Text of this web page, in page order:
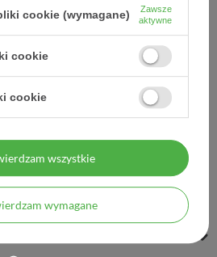
32,00 zł
cookie (wymagane)
Zawsze
aktywne
cookie
cookie
wymagane
wszystkie